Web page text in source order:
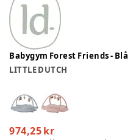
Babygym Forest Friends - Blå
LITTLE DUTCH
974,25 kr